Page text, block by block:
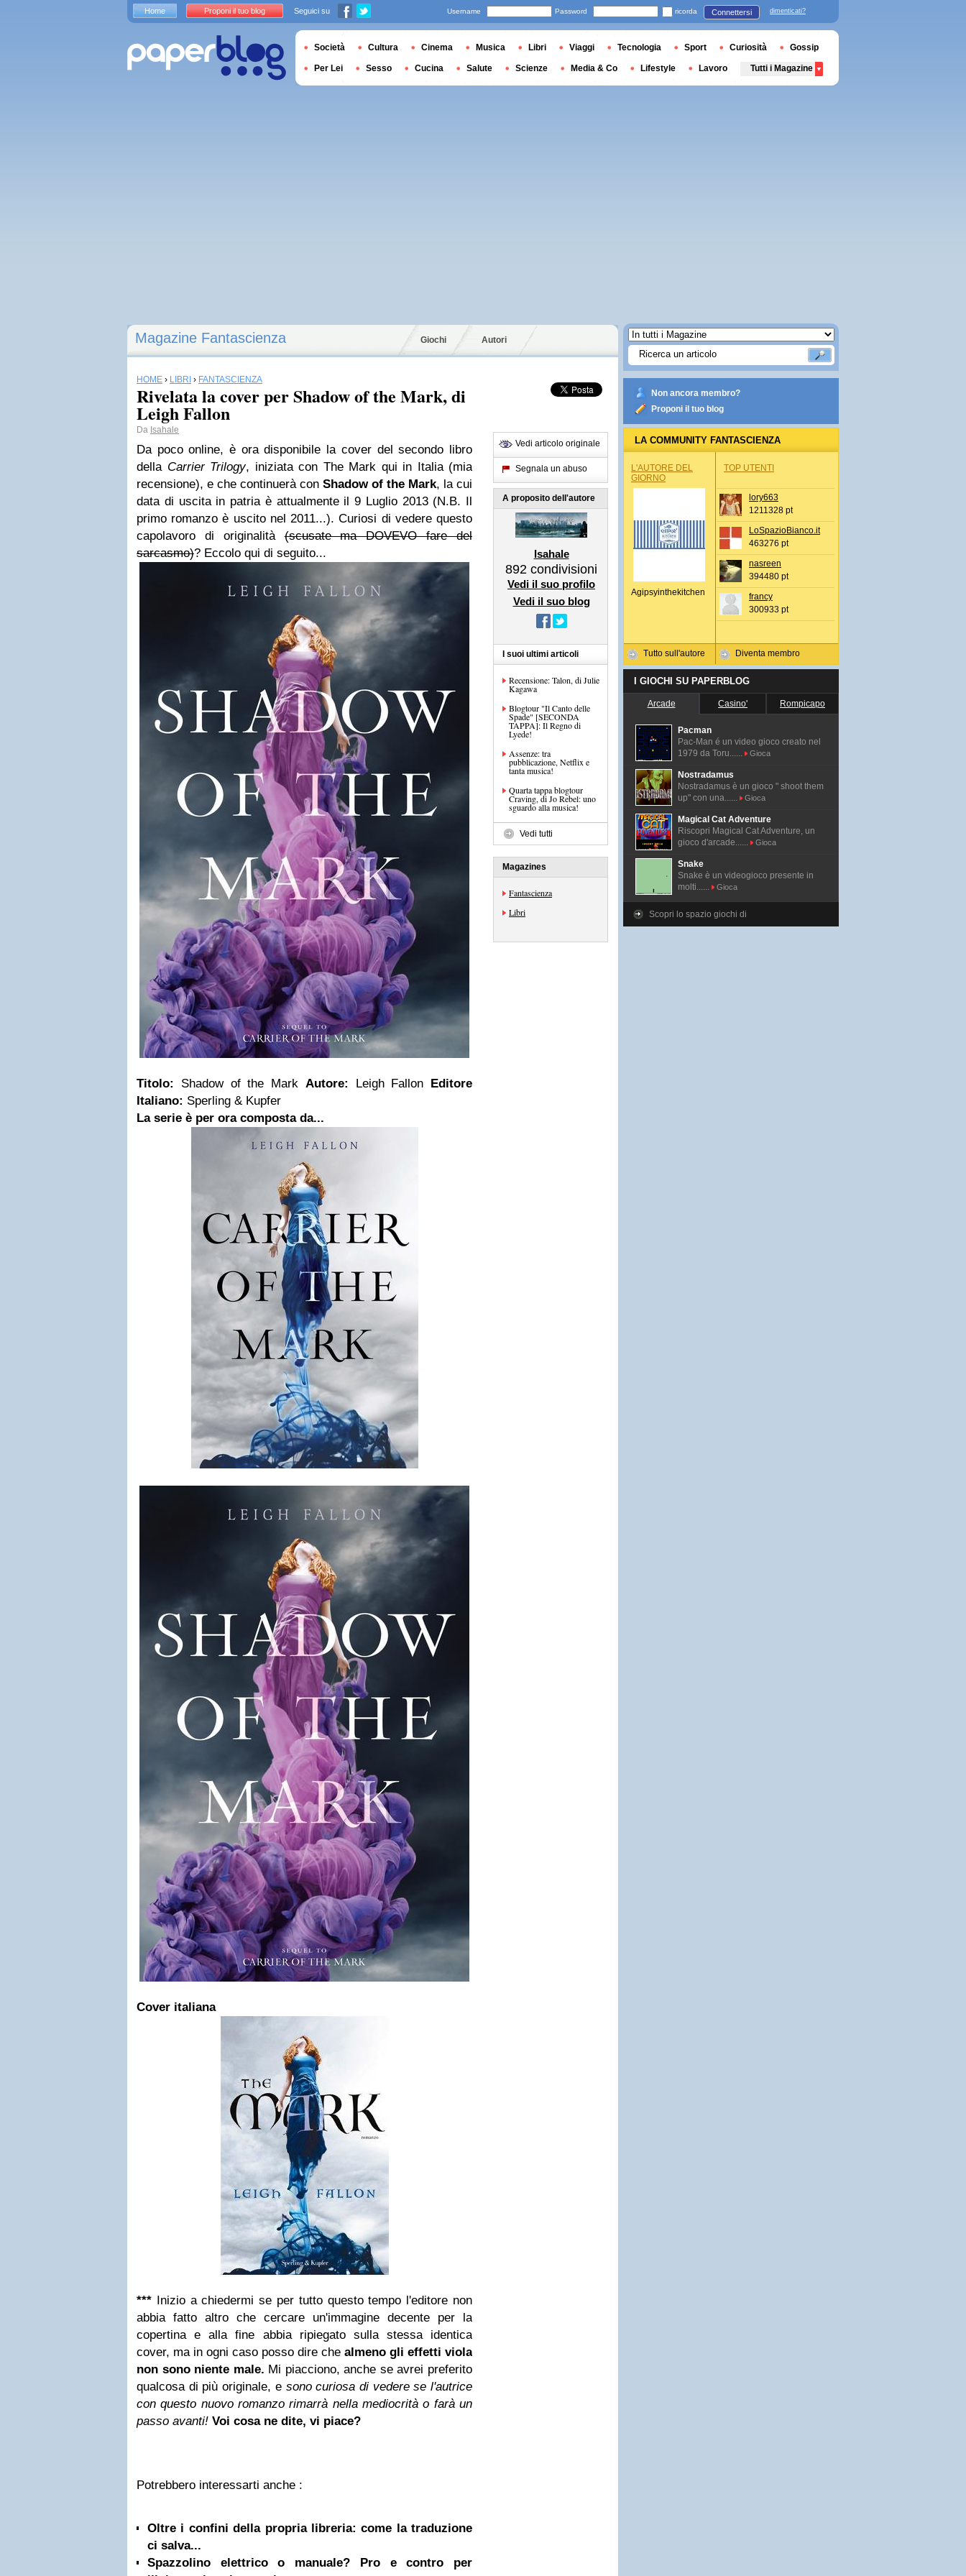
Magazine Fantascienza Giochi Autori
HOME › LIBRI › FANTASCIENZA
Rivelata la cover per Shadow of the Mark, di
Leigh Fallon
Da Isahale
Da poco online, è ora disponibile la cover del secondo libro
della Carrier Trilogy, iniziata con The Mark qui in Italia (mia
recensione), e che continuerà con Shadow of the Mark, la cui
data di uscita in patria è attualmente il 9 Luglio 2013 (N.B. Il
primo romanzo è uscito nel 2011...). Curiosi di vedere questo
capolavoro di originalità(scusate ma DOVEVO fare del
sarcasmo)? Eccolo qui di seguito...
Titolo: Shadow of the Mark Autore: Leigh Fallon Editore
Italiano: Sperling & Kupfer
La serie è per ora composta da...
Cover italiana
*** Inizio a chiedermi se per tutto questo tempo l'editore non
abbia fatto altro che cercare un'immagine decente per la
copertina e alla fine abbia ripiegato sulla stessa identica
cover, ma in ogni caso posso dire che almeno gli effetti viola
non sono niente male. Mi piacciono, anche se avrei preferito
qualcosa di più originale, e sono curiosa di vedere se l'autrice
con questo nuovo romanzo rimarrà nella mediocrità o farà un
passo avanti! Voi cosa ne dite, vi piace?
Potrebbero interessarti anche :
Oltre i confini della propria libreria: come la traduzione
ci salva...
Spazzolino elettrico o manuale? Pro e contro per
Vedi articolo originale
Segnala un abuso
A proposito dell'autore
Isahale
892 condivisioni
Vedi il suo profilo
Vedi il suo blog
I suoi ultimi articoli
Recensione: Talon, di Julie
Kagawa
Blogtour "Il Canto delle
Spade" [SECONDA
TAPPA]: Il Regno di
Lyede!
Assenze: tra
pubblicazione, Netflix e
tanta musica!
Quarta tappa blogtour
Craving, di Jo Rebel: uno
sguardo alla musica!
Vedi tutti
Magazines
Fantascienza
Libri
Non ancora membro?
Proponi il tuo blog
LA COMMUNITY FANTASCIENZA
L'AUTORE DEL
GIORNO
Agipsyinthekitchen
Tutto sull'autore
TOP UTENTI
lory663
1211328 pt
LoSpazioBianco.it
463276 pt
nasreen
394480 pt
francy
300933 pt
Diventa membro
I GIOCHI SU PAPERBLOG
Arcade Casino' Rompicapo
Pacman
Pac-Man é un video gioco creato nel
1979 da Toru......
Gioca
Nostradamus
Nostradamus è un gioco " shoot them
up" con una......
Gioca
Magical Cat Adventure
Riscopri Magical Cat Adventure, un
gioco d'arcade......
Gioca
Snake
Snake è un videogioco presente in
molti......
Gioca
Scopri lo spazio giochi di
Home Proponi il tuo blog Seguici su Username Password ricorda Connettersi dimenticati?
Società Cultura Cinema Musica Libri Viaggi Tecnologia Sport Curiosità Gossip
Per Lei Sesso Cucina Salute Scienze Media & Co Lifestyle Lavoro Tutti i Magazine